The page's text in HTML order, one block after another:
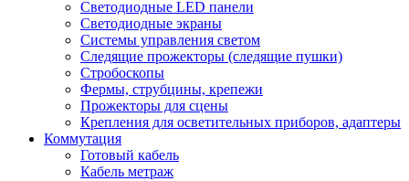
Светодиодные LED панели
Светодиодные экраны
Системы управления светом
Следящие прожекторы (следящие пушки)
Стробоскопы
Фермы, струбцины, крепежи
Прожекторы для сцены
Крепления для осветительных приборов, адаптеры
Коммутация
Готовый кабель
Кабель метраж